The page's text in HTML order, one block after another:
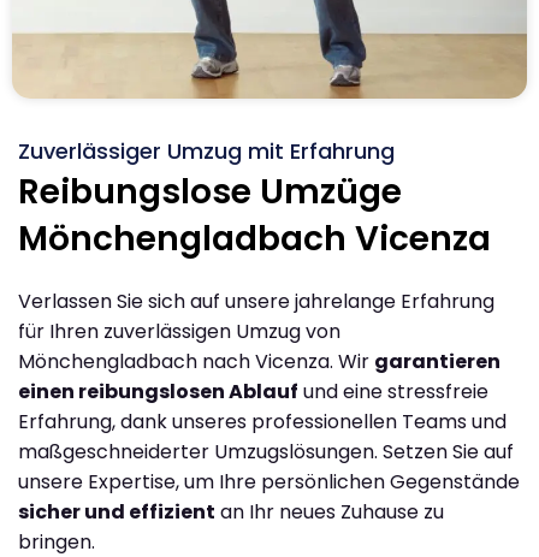
Zuverlässiger Umzug mit Erfahrung
Reibungslose Umzüge
Mönchengladbach Vicenza
Verlassen Sie sich auf unsere jahrelange Erfahrung
für Ihren zuverlässigen Umzug von
Mönchengladbach nach Vicenza. Wir garantieren
einen reibungslosen Ablauf und eine stressfreie
Erfahrung, dank unseres professionellen Teams und
maßgeschneiderter Umzugslösungen. Setzen Sie auf
unsere Expertise, um Ihre persönlichen Gegenstände
sicher und effizient an Ihr neues Zuhause zu
bringen.